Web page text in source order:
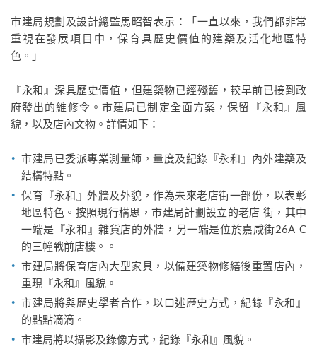
市建局規劃及設計總監馬昭智表示：「一直以來，我們都非常
重視在發展項目中，保育具歷史價值的建築及活化地區特
色。」
『永和』深具歷史價值，但建築物已經殘舊，較早前已接到政
府發出的維修令。市建局已制定全面方案，保留『永和』風
貌，以及店內文物。詳情如下：
市建局已委派專業測量師，量度及紀錄『永和』內外建築及
結構特點。
保育『永和』外牆及外貌，作為未來老店街一部份，以表彰
地區特色。按照現行構思，市建局計劃設立的老店 街，其中
一端是『永和』雜貨店的外牆，另一端是位於嘉咸街26A-C
的三幢戰前唐樓。。
市建局將保育店內大型家具，以備建築物修繕後重置店內，
重現『永和』風貌。
市建局將與歷史學者合作，以口述歷史方式，紀錄『永和』
的點點滴滴。
市建局將以攝影及錄像方式，紀錄『永和』風貌。